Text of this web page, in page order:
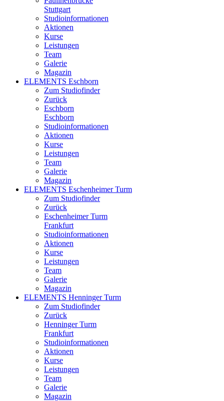
Stuttgart
Studioinformationen
Aktionen
Kurse
Leistungen
Team
Galerie
Magazin
ELEMENTS Eschborn
Zum Studiofinder
Zurück
Esch­born
Eschborn
Studioinformationen
Aktionen
Kurse
Leistungen
Team
Galerie
Magazin
ELEMENTS Eschenheimer Turm
Zum Studiofinder
Zurück
Eschen­heimer Turm
Frankfurt
Studioinformationen
Aktionen
Kurse
Leistungen
Team
Galerie
Magazin
ELEMENTS Henninger Turm
Zum Studiofinder
Zurück
Henninger Turm
Frankfurt
Studioinformationen
Aktionen
Kurse
Leistungen
Team
Galerie
Magazin